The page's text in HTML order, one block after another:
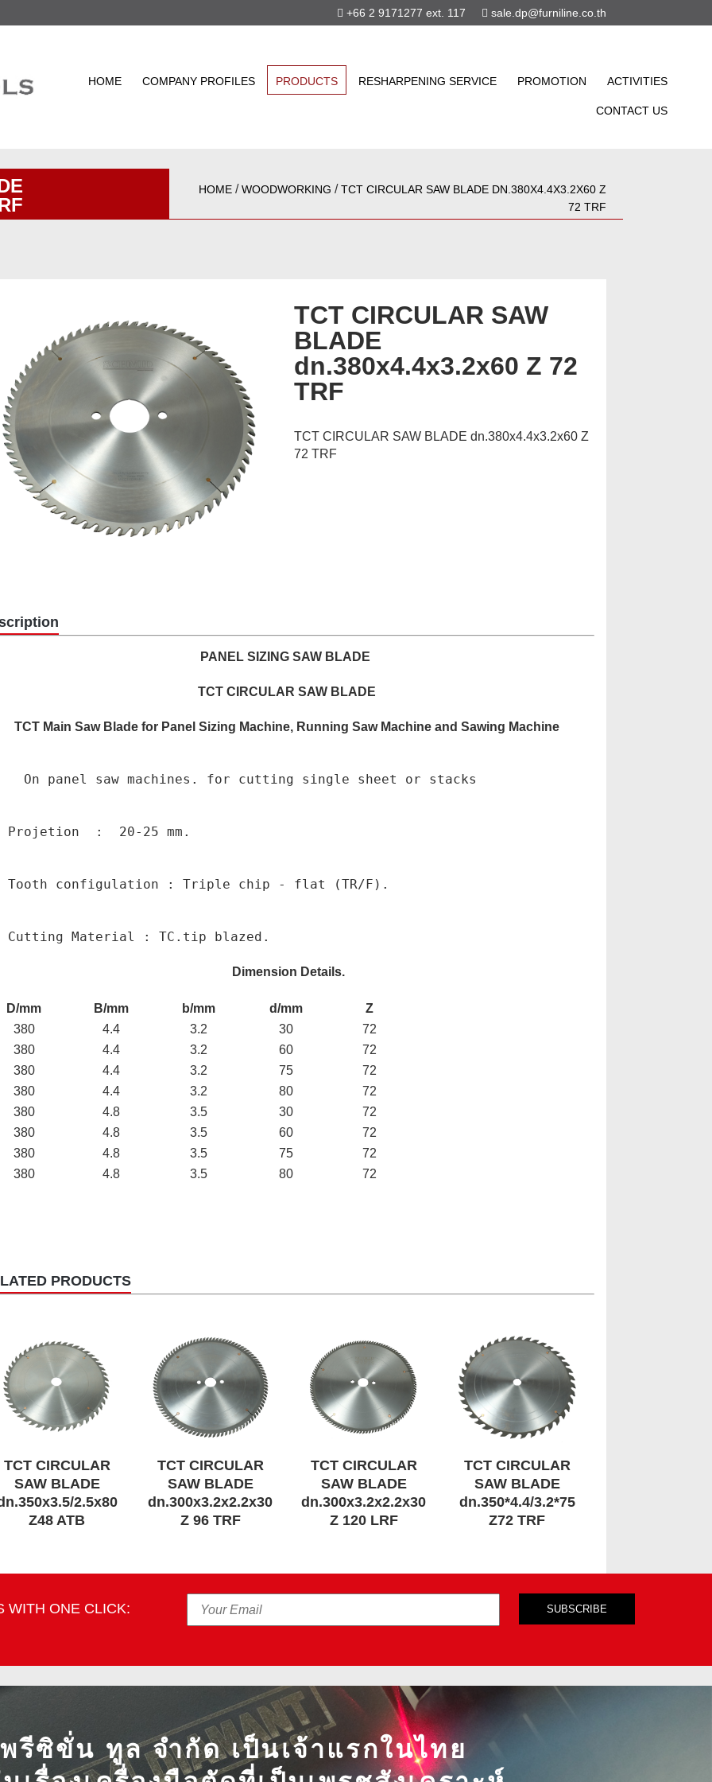
+66 2 9171277 ext. 117 sale.dp@furniline.co.th
HOME COMPANY PROFILES PRODUCTS RESHARPENING SERVICE PROMOTION ACTIVITIES
CONTACT US
HOME/WOODWORKING /TCT CIRCULAR SAW BLADE DN.380X4.4X3.2X60 Z
72 TRF
TCT CIRCULAR SAW
BLADE
dn.380x4.4x3.2x60 Z 72
TRF
TCT CIRCULAR SAW BLADE dn.380x4.4x3.2x60 Z
72 TRF
PANEL SIZING SAW BLADE
TCT CIRCULAR SAW BLADE
TCT Main Saw Blade for Panel Sizing Machine, Running Saw Machine and Sawing Machine
  On panel saw machines. for cutting single sheet or stacks
Projetion  :  20-25 mm.
Tooth configulation : Triple chip - flat (TR/F).
Cutting Material : TC.tip blazed.
Dimension Details.
D/mm B/mm b/mm d/mm
Z
380
4.4 3.2 30
72
380
4.4 3.2 60
72
380
4.4 3.2 75
72
380
4.4 3.2 80
72
380
4.8 3.5 30
72
380
4.8 3.5 60
72
380
4.8 3.5 75
72
380
4.8 3.5 80 72
PRODUCTS
TCT CIRCULAR
SAW BLADE
2.5x80
Z48 ATB
TCT CIRCULAR
SAW BLADE
dn.300x3.2x2.2x30
Z 96 TRF
TCT CIRCULAR
SAW BLADE
dn.300x3.2x2.2x30
Z 120 LRF
TCT CIRCULAR
SAW BLADE
dn.350*4.4/3.2*75
Z72 TRF
WITH ONE CLICK:
รีซิขั่น ทูล จำกัด เป็นเจ้าแรกในไทย